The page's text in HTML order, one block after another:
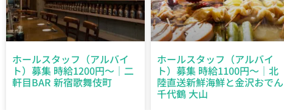
ホールスタッフ（アルバイ
ト）募集 時給1200円～｜二
軒目BAR 新宿歌舞伎町
ホールスタッフ（アルバイ
ト）募集 時給1100円～｜北
陸直送新鮮海鮮と金沢おでん
千代鶴 大山